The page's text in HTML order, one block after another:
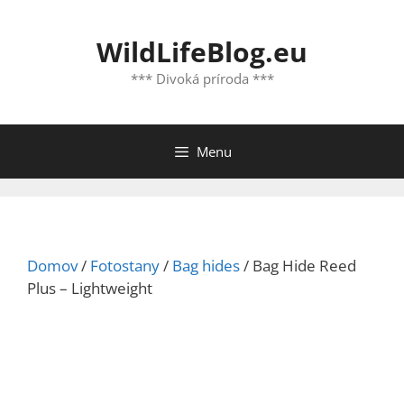
WildLifeBlog.eu
*** Divoká príroda ***
Menu
Domov/ Fotostany/ Bag hides/ Bag Hide Reed
Plus – Lightweight